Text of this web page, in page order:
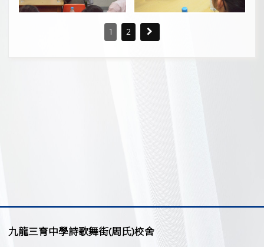
1 2
九龍三育中學詩歌舞街(周氏)校舍